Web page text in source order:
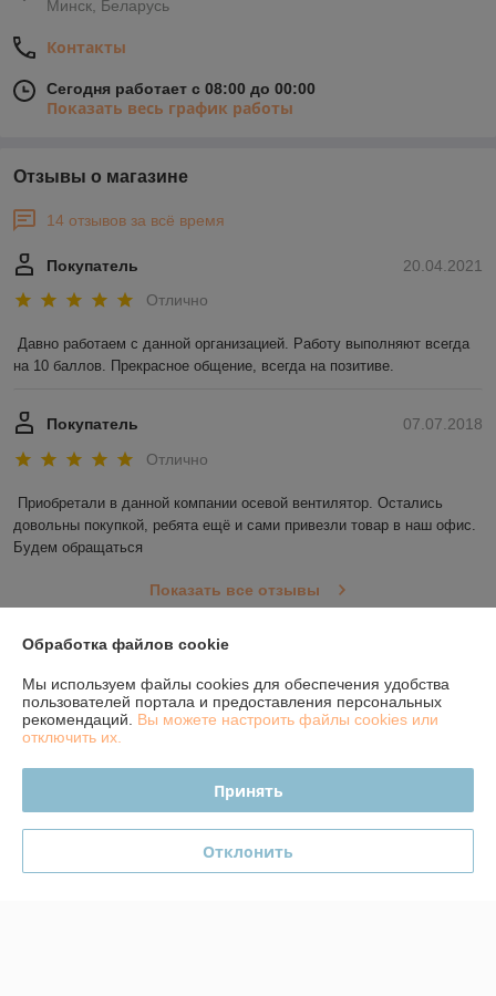
Минск, Беларусь
Контакты
Сегодня работает с 08:00 до 00:00
Показать весь график работы
Отзывы о магазине
14 отзывов за всё время
20.04.2021
Покупатель
Отлично
Давно работаем с данной организацией. Работу выполняют всегда
на 10 баллов. Прекрасное общение, всегда на позитиве.
07.07.2018
Покупатель
Отлично
Приобретали в данной компании осевой вентилятор. Остались
довольны покупкой, ребята ещё и сами привезли товар в наш офис.
Будем обращаться
Показать все отзывы
Контакты
Доставка и оплата
Полная версия сайта
Обработка файлов cookie
Мы используем файлы cookies для обеспечения удобства
пользователей портала и предоставления персональных
рекомендаций. Вы можете настроить файлы cookies или
отключить их.
Принять
Отклонить